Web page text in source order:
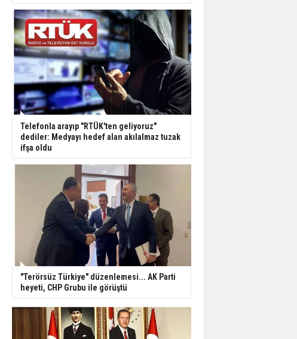
Ünlü türkücü Mahmut
Tuncer estetik
operasyon geçirdi: Son
hali gündem oldu
Yerli turist 229,7 milyar
lira seyahat harcaması
yaptı
Gazze'deki Sağlık
Vahşetin pençesinde 2
salgın vaka tespit edildi
Telefonla arayıp "RTÜK'ten geliyoruz"
dediler: Medyayı hedef alan akılalmaz tuzak
ifşa oldu
"Terörsüz Türkiye" düzenlemesi... AK Parti
heyeti, CHP Grubu ile görüştü